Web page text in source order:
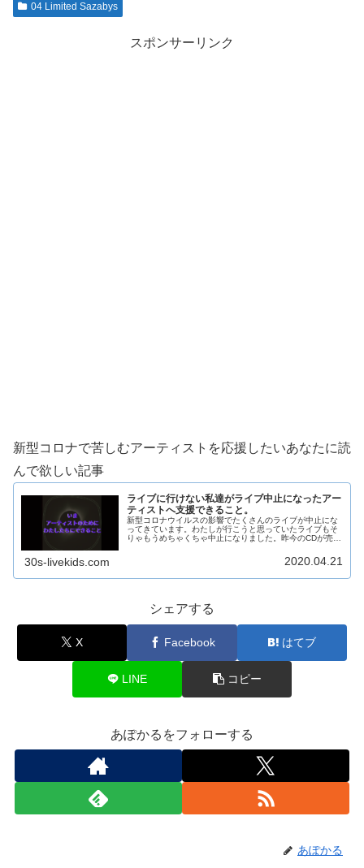
04 Limited Sazabys
スポンサーリンク
新型コロナで苦しむアーティストを応援したいあなたに読
んで欲しい記事
ライブに行けない私達がライブ中止になったアー
ティストへ支援できること。
新型コロナウイルスの影響でたくさんのライブが中止にな
ってきています。わたしが行こうと思っていたライブもそ
りゃもうめちゃくちゃ中止になりました。昨今のCDが売れ
30s-livekids.com 2020.04.21
シェアする
X Facebook はてブ
LINE コピー
あぽかるをフォローする
あぽかる